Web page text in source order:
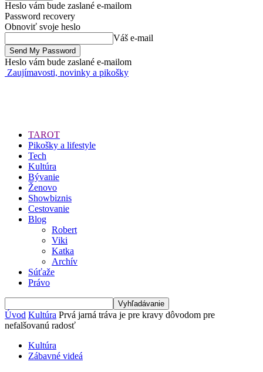
Heslo vám bude zaslané e-mailom
Password recovery
Obnoviť svoje heslo
Váš e-mail
Heslo vám bude zaslané e-mailom
Zaujímavosti, novinky a pikošky
TAROT
Pikošky a lifestyle
Tech
Kultúra
Bývanie
Ženovo
Showbiznis
Cestovanie
Blog
Robert
Viki
Katka
Archív
Súťaže
Právo
Úvod Kultúra Prvá jarná tráva je pre kravy dôvodom pre
nefalšovanú radosť
Kultúra
Zábavné videá